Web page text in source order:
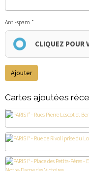
Anti-spam
CLIQUEZ POUR
Ajouter
Cartes ajoutées